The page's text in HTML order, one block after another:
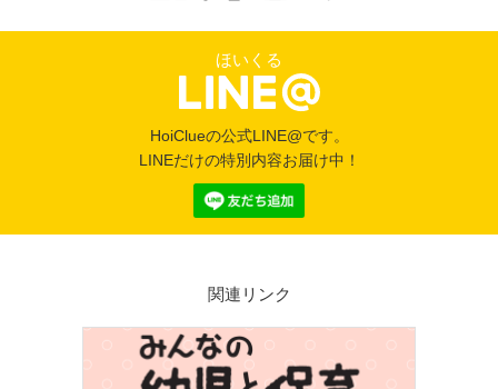
ほいくる
HoiClueの公式LINE@です。
LINEだけの特別内容お届け中！
関連リンク